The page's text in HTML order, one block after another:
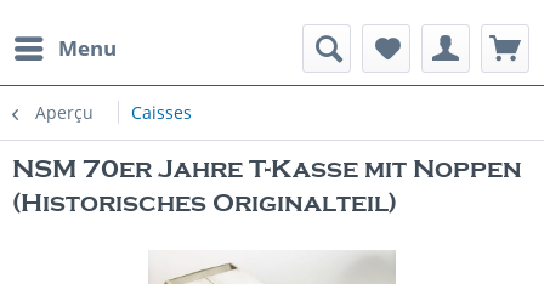
Menu
Aperçu Caisses
NSM 70er Jahre T-Kasse mit Noppen
(Historisches Originalteil)